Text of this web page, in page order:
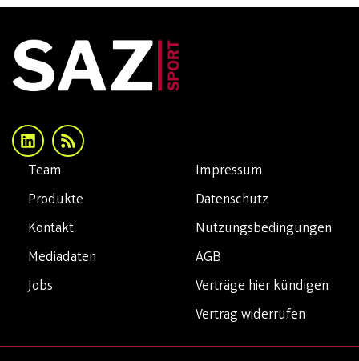
Impressum
Datenschutz
Nutzungsbedingungen
AGB
Verträge hier kündigen
Vertrag widerrufen
Team
Produkte
Kontakt
Mediadaten
Jobs